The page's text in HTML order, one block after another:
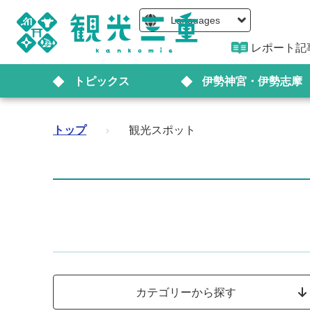
Languages
レポート記
トピックス 伊勢神宮・伊勢志摩
トップ › 観光スポット
カテゴリーから探す